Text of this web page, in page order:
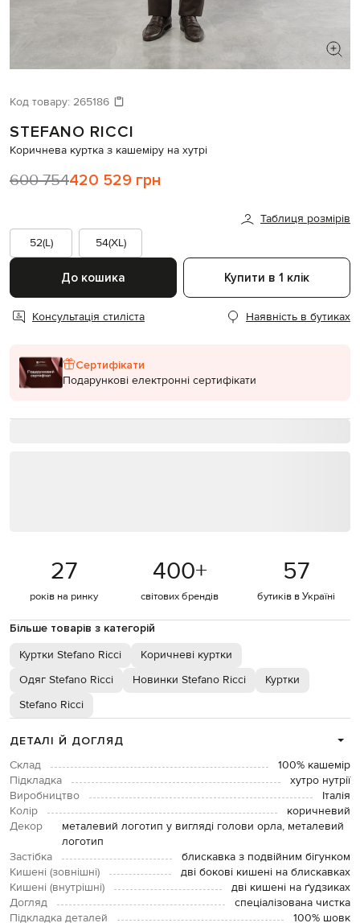
Давайте підберемо щось ще
Код товару: 265186
STEFANO RICCI
Коричнева куртка з кашеміру на хутрі
600 754420 529 грн
Таблиця розмірів
52(L)
54(XL)
До кошика Купити в 1 клік
Консультація стиліста Наявність в бутиках
Сертифікати
Подарункові електронні сертифікати
27
років на ринку
400+
світових брендів
57
бутиків в Україні
Більше товарів з категорій
Куртки Stefano Ricci
Коричневі куртки
Одяг Stefano Ricci
Новинки Stefano Ricci
Куртки
Stefano Ricci
ДЕТАЛІ Й ДОГЛЯД
Склад
100% кашемір
Підкладка
хутро нутрії
Виробництво
Італія
Колір
коричневий
Декор
металевий логотип у вигляді голови орла, металевий
логотип
Застібка
блискавка з подвійним бігунком
Кишені (зовнішні)
дві бокові кишені на блискавках
Кишені (внутрішні)
дві кишені на ґудзиках
Догляд
спеціалізована чистка
Підкладка деталей
100% шовк